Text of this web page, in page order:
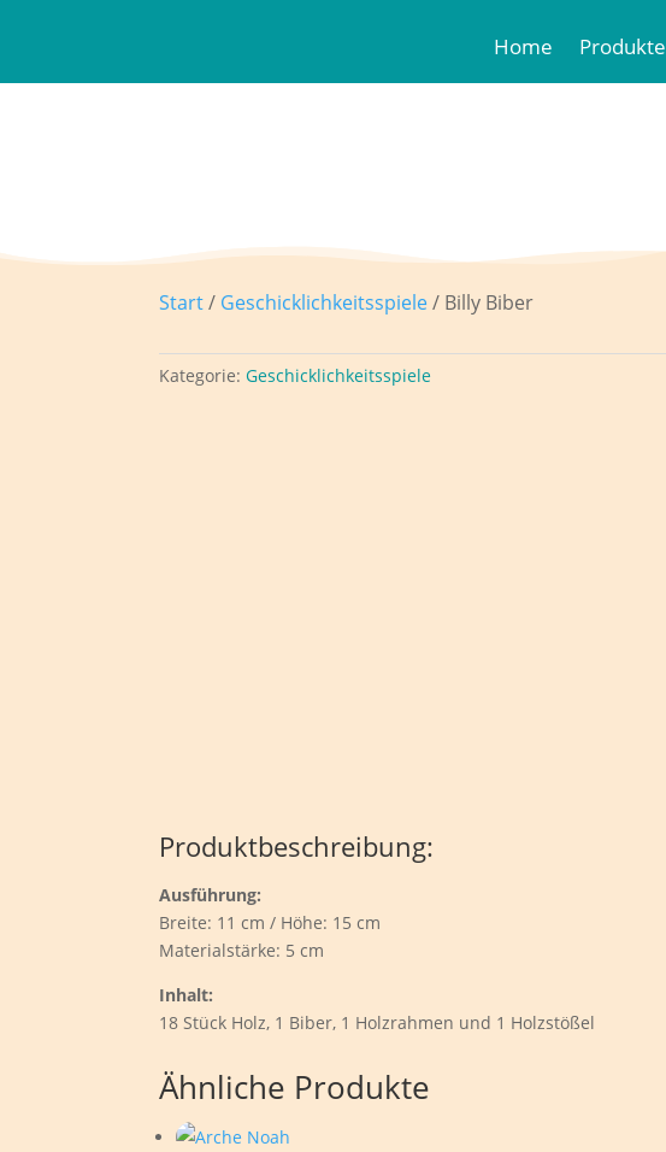
Home Produkte
Start/ Geschicklichkeitsspiele/ Billy Biber
Kategorie: Geschicklichkeitsspiele
Produktbeschreibung:
Ausführung:
Breite: 11 cm / Höhe: 15 cm
Materialstärke: 5 cm
Inhalt:
18 Stück Holz, 1 Biber, 1 Holzrahmen und 1 Holzstößel
Ähnliche Produkte